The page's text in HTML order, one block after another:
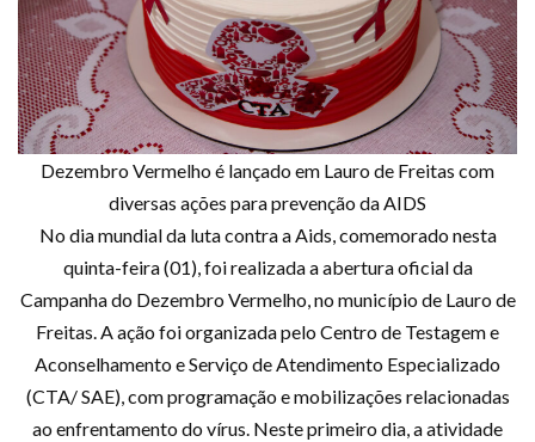
Dezembro Vermelho é lançado em Lauro de Freitas com
diversas ações para prevenção da AIDS
No dia mundial da luta contra a Aids, comemorado nesta
quinta-feira (01), foi realizada a abertura oficial da
Campanha do Dezembro Vermelho, no município de Lauro de
Freitas. A ação foi organizada pelo Centro de Testagem e
Aconselhamento e Serviço de Atendimento Especializado
(CTA/ SAE), com programação e mobilizações relacionadas
ao enfrentamento do vírus. Neste primeiro dia, a atividade